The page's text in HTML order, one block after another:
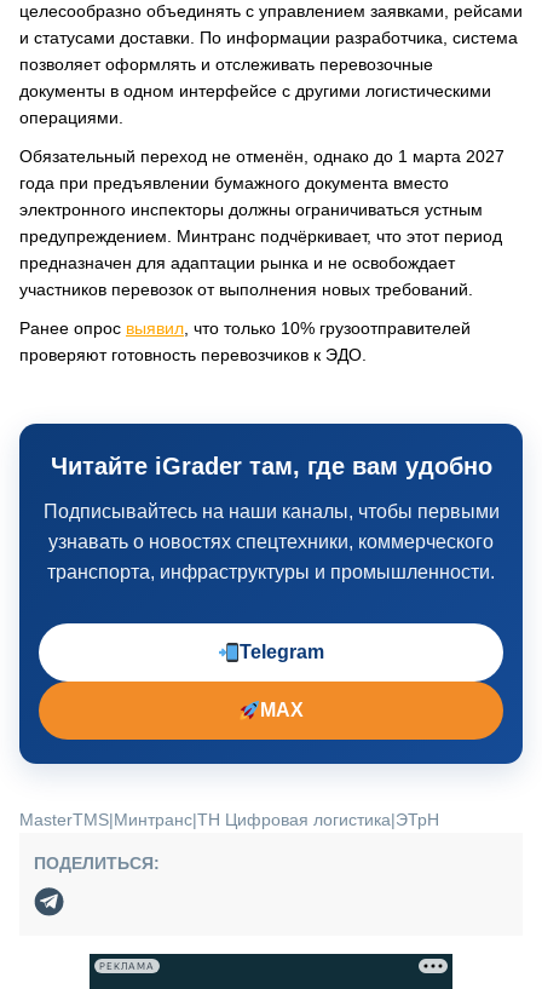
целесообразно объединять с управлением заявками, рейсами
и статусами доставки. По информации разработчика, система
позволяет оформлять и отслеживать перевозочные
документы в одном интерфейсе с другими логистическими
операциями.
Обязательный переход не отменён, однако до 1 марта 2027
года при предъявлении бумажного документа вместо
электронного инспекторы должны ограничиваться устным
предупреждением. Минтранс подчёркивает, что этот период
предназначен для адаптации рынка и не освобождает
участников перевозок от выполнения новых требований.
Ранее опрос выявил , что только 10% грузоотправителей
проверяют готовность перевозчиков к ЭДО.
Читайте iGrader там, где вам удобно
Подписывайтесь на наши каналы, чтобы первыми
узнавать о новостях спецтехники, коммерческого
транспорта, инфраструктуры и промышленности.
Telegram
MAX
MasterTMS|Минтранс|ТН Цифровая логистика|ЭТрН
ПОДЕЛИТЬСЯ:
РЕКЛАМА